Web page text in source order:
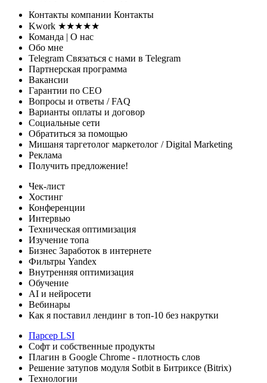
Контакты компании Контакты
Kwork ★★★★★
Команда | О нас
Обо мне
Telegram Связаться с нами в Telegram
Партнерская программа
Вакансии
Гарантии по СЕО
Вопросы и ответы / FAQ
Варианты оплаты и договор
Социальные сети
Обратиться за помощью
Мишаня таргетолог маркетолог / Digital Marketing
Реклама
Получить предложение!
Чек-лист
Хостинг
Конференции
Интервью
Техническая оптимизация
Изучение топа
Бизнес Заработок в интернете
Фильтры Yandex
Внутренняя оптимизация
Обучение
AI и нейросети
Вебинары
Как я поставил лендинг в топ-10 без накрутки
Парсер LSI
Софт и собственные продукты
Плагин в Google Chrome - плотность слов
Решение затупов модуля Sotbit в Битриксе (Bitrix)
Технологии